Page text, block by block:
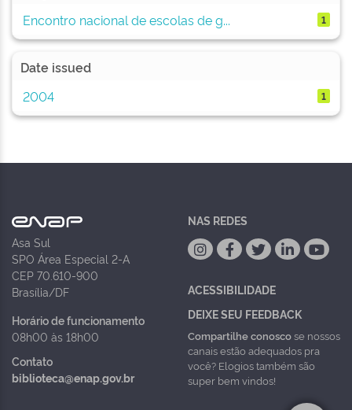
Encontro nacional de escolas de g...
1
Date issued
2004
1
Asa Sul
SPO Área Especial 2-A
CEP 70.610-900
Brasília/DF
Horário de funcionamento
08h00 às 18h00
Contato
biblioteca@enap.gov.br
NAS REDES
ACESSIBILIDADE
DEIXE SEU FEEDBACK
Compartilhe conoscose nossos
canais estão adequados pra
você? Elogios também são
super bem vindos!